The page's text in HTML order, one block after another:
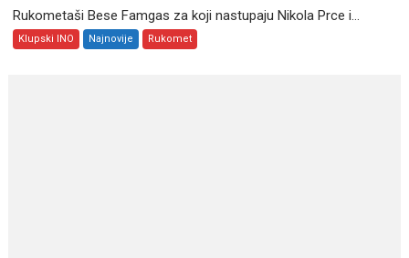
Rukometaši Bese Famgas za koji nastupaju Nikola Prce i...
Klupski INO Najnovije Rukomet